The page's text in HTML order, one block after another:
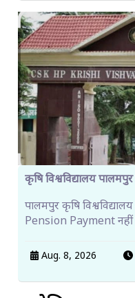
कृषि विश्वविद्यालय
पालमपुर कृषि
Pension Payment नहीं
Aug. 8, 2026